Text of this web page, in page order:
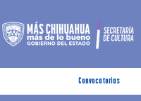
Convocatorias